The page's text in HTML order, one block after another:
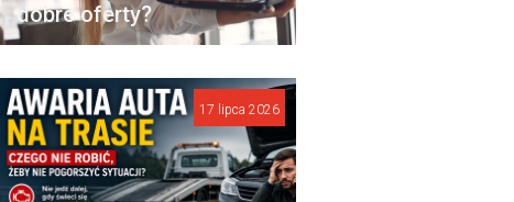
dobre oferty?
17 lipca 2026